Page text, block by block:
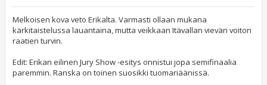
s
t
i
Melkoisen kova veto Erikalta. Varmasti ollaan mukana
kärkitaistelussa lauantaina, mutta veikkaan Itävallan vievän voiton
raatien turvin.
Edit: Erikan eilinen Jury Show -esitys onnistui jopa semifinaalia
paremmin. Ranska on toinen suosikki tuomariäänissä.